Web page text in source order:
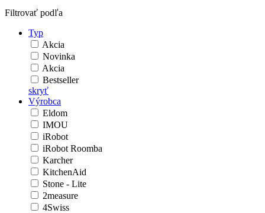
Filtrovať podľa
Typ
Akcia
Novinka
Akcia
Bestseller
skryť
Výrobca
Eldom
IMOU
iRobot
iRobot Roomba
Karcher
KitchenAid
Stone - Lite
2measure
4Swiss